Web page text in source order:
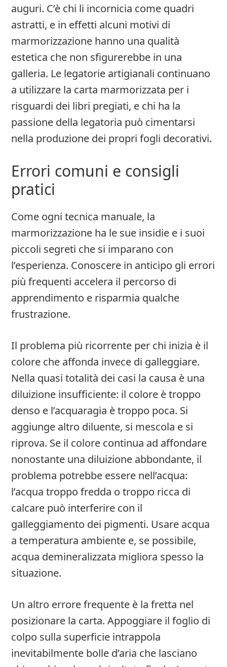
auguri. C’è chi li incornicia come quadri
astratti, e in effetti alcuni motivi di
marmorizzazione hanno una qualità
estetica che non sfigurerebbe in una
galleria. Le legatorie artigianali continuano
a utilizzare la carta marmorizzata per i
risguardi dei libri pregiati, e chi ha la
passione della legatoria può cimentarsi
nella produzione dei propri fogli decorativi.
Errori comuni e consigli
pratici
Come ogni tecnica manuale, la
marmorizzazione ha le sue insidie e i suoi
piccoli segreti che si imparano con
l’esperienza. Conoscere in anticipo gli errori
più frequenti accelera il percorso di
apprendimento e risparmia qualche
frustrazione.
Il problema più ricorrente per chi inizia è il
colore che affonda invece di galleggiare.
Nella quasi totalità dei casi la causa è una
diluizione insufficiente: il colore è troppo
denso e l’acquaragia è troppo poca. Si
aggiunge altro diluente, si mescola e si
riprova. Se il colore continua ad affondare
nonostante una diluizione abbondante, il
problema potrebbe essere nell’acqua:
l’acqua troppo fredda o troppo ricca di
calcare può interferire con il
galleggiamento dei pigmenti. Usare acqua
a temperatura ambiente e, se possibile,
acqua demineralizzata migliora spesso la
situazione.
Un altro errore frequente è la fretta nel
posizionare la carta. Appoggiare il foglio di
colpo sulla superficie intrappola
inevitabilmente bolle d’aria che lasciano